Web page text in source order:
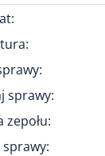
sprawy:
zepołu: